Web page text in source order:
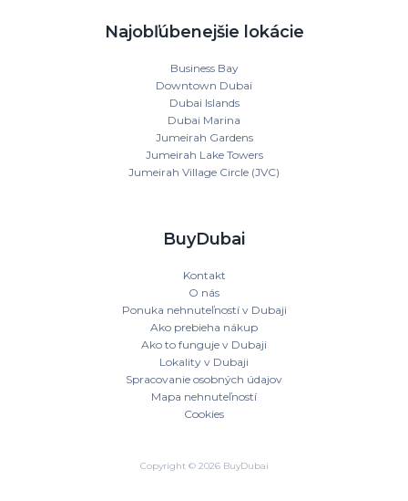
Najobľúbenejšie lokácie
Business Bay
Downtown Dubai
Dubai Islands
Dubai Marina
Jumeirah Gardens
Jumeirah Lake Towers
Jumeirah Village Circle (JVC)
BuyDubai
Kontakt
O nás
Ponuka nehnuteľností v Dubaji
Ako prebieha nákup
Ako to funguje v Dubaji
Lokality v Dubaji
Spracovanie osobných údajov
Mapa nehnuteľností
Cookies
Copyright © 2026 BuyDubai